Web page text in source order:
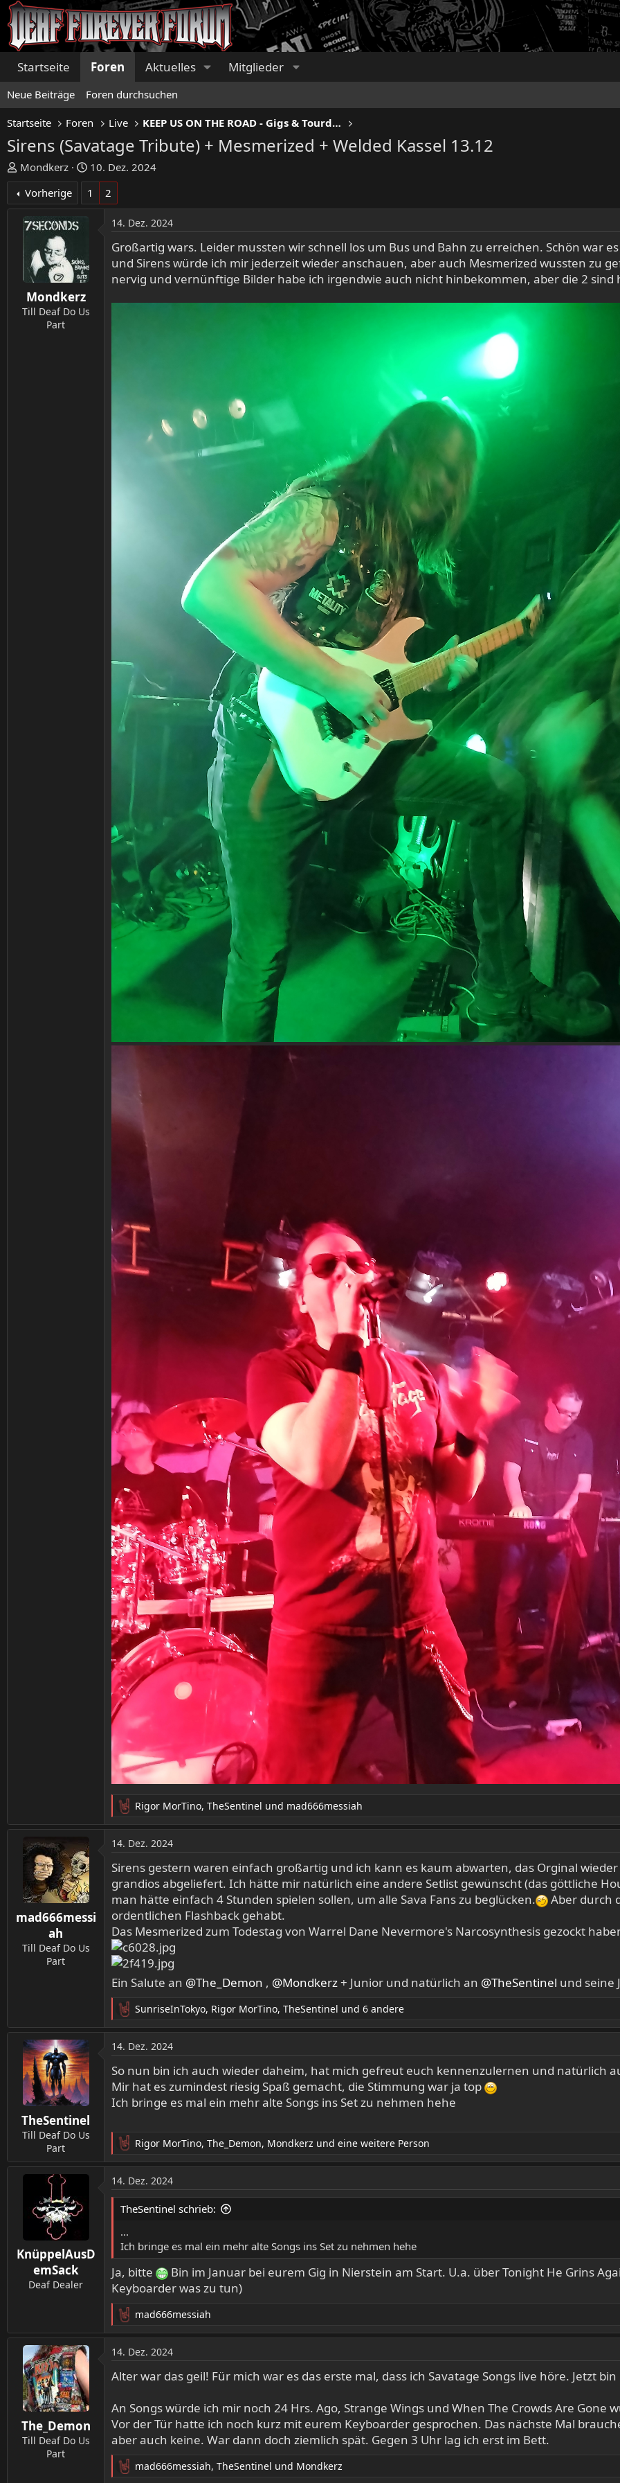
Startseite Foren Aktuelles Mitglieder
Neue Beiträge Foren durchsuchen
Startseite Foren Live KEEP US ON THE ROAD - Gigs & Tourdates
Sirens (Savatage Tribute) + Mesmerized + Welded Kassel 13.12
E
r
t
e
r
Mondkerz
E
r
s
t
10. Dez. 2024
Vorherige
1 2
Mondkerz
Till Deaf Do Us
Part
14. Dez. 2024
Großartig wars. Leider mussten wir schnell los um Bus und Bahn zu erreichen. Schön war
und Sirens würde ich mir jederzeit wieder anschauen, aber auch Mesmerized wussten zu
nervig und vernünftige Bilder habe ich irgendwie auch nicht hinbekommen, aber die 2 sind
R
e
a
k
t
o
n
e
n
:
Rigor MorTino, TheSentinel und mad666messiah
mad666messi
ah
Till Deaf Do Us
Part
14. Dez. 2024
Sirens gestern waren einfach großartig und ich kann es kaum abwarten, das Orginal
grandios abgeliefert. Ich hätte mir natürlich eine andere Setlist gewünscht (das göttliche
man hätte einfach 4 Stunden spielen sollen, um alle Sava Fans zu beglücken.
Aber durch
ordentlichen Flashback gehabt.
Das Mesmerized zum Todestag von Warrel Dane Nevermore's Narcosynthesis gezockt
Ein Salute an @The_Demon , @Mondkerz+ Junior und natürlich an @TheSentinel und seine
R
e
a
k
t
o
n
n
SunriseInTokyo, Rigor MorTino, TheSentinel und 6 andere
TheSentinel
Till Deaf Do Us
Part
14. Dez. 2024
So nun bin ich auch wieder daheim, hat mich gefreut euch kennenzulernen und natürlich
Mir hat es zumindest riesig Spaß gemacht, die Stimmung war ja top
Ich bringe es mal ein mehr alte Songs ins Set zu nehmen hehe
R
e
a
k
t
n
e
n
:
Rigor MorTino, The_Demon, Mondkerz und eine weitere Person
KnüppelAusD
emSack
Deaf Dealer
14. Dez. 2024
TheSentinel schrieb:
...
Ich bringe es mal ein mehr alte Songs ins Set zu nehmen hehe
Ja, bitte
Bin im Januar bei eurem Gig in Nierstein am Start. U.a. über Tonight He Grins
Keyboarder was zu tun)
R
e
a
k
t
n
e
n
mad666messiah
The_Demon
Till Deaf Do Us
Part
14. Dez. 2024
Alter war das geil! Für mich war es das erste mal, dass ich Savatage Songs live höre. Jetzt
An Songs würde ich mir noch 24 Hrs. Ago, Strange Wings und When The Crowds Are Gone
Vor der Tür hatte ich noch kurz mit eurem Keyboarder gesprochen. Das nächste Mal
aber auch keine. War dann doch ziemlich spät. Gegen 3 Uhr lag ich erst im Bett.
R
mad666messiah, TheSentinel und Mondkerz